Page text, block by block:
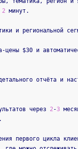
2 минут.
и региональной
$30 и
отчёта и
через 2‑3
первого цикла